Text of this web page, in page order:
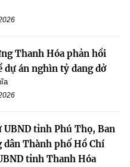
Thanh Hóa phản hồi
dự án nghìn tỷ dang dở
UBND tỉnh Phú Thọ, Ban
dân Thành phố Hồ Chí
tỉnh Thanh Hóa